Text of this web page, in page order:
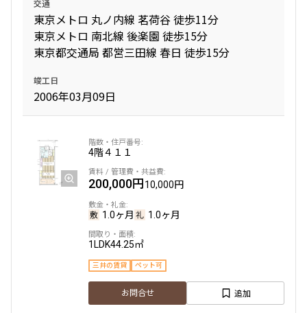
交通
東京メトロ 丸ノ内線 茗荷谷 徒歩11分
東京メトロ 南北線 後楽園 徒歩15分
東京都交通局 都営三田線 春日 徒歩15分
竣工日
2006年03月09日
4階４１１
200,000円10,000円
1.0ヶ月 1.0ヶ月
1LDK44.25㎡
三井の賃貸 ペット可
お問合せ 追加